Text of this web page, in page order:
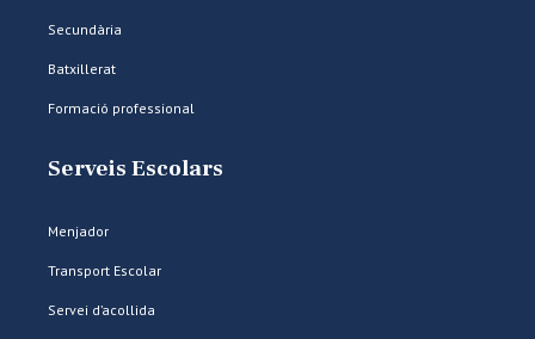
Secundària
Batxillerat
Formació professional
Serveis Escolars
Menjador
Transport Escolar
Servei d’acollida